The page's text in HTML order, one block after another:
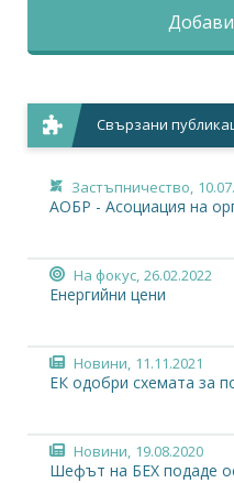
Свързани
Застъпничество,
АОБР - Асоциация на
На фокус, 26.02.2022
Енергийни цени
Новини, 11.11.2021
ЕК одобри схемата за
Новини, 19.08.2020
Шефът на БЕХ подаде